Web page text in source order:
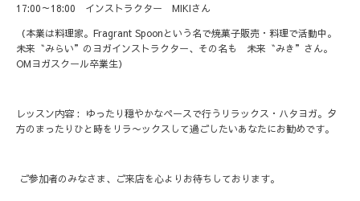
17:00～18:00 インストラクター MIKIさん
（本業は料理家。Fragrant Spoonという名で焼菓子販売・料理で活動中。
未来〝みらい”のヨガインストラクター、その名も 未来〝みき”さん。
OMヨガスクール卒業生）
レッスン内容 : ゆったり穏やかなペースで行うリラックス・ハタヨガ。夕
方のまったりひと時をリラ〜ックスして過ごしたいあなたにお勧めです。
ご参加者のみなさま、ご来店を心よりお待ちしております。